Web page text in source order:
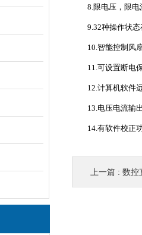
8.限电压，限电
9.32种操作状态
10.智能控制风扇
11.可设置断电保
12.计算机软件
13.电压电流输
14.有软件校正
上一篇 : 数控